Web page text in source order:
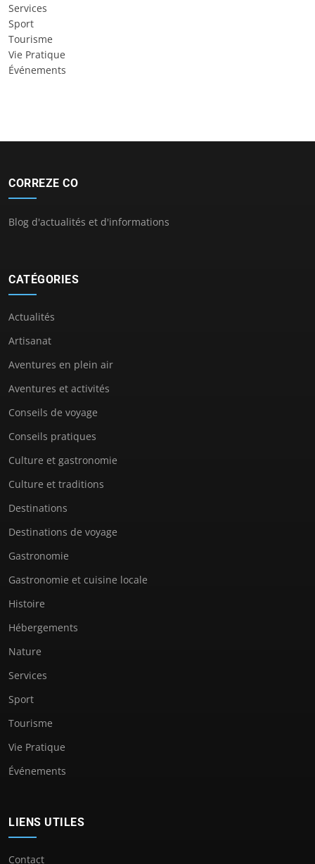
Services
Sport
Tourisme
Vie Pratique
Événements
CORREZE CO
Blog d'actualités et d'informations
CATÉGORIES
Actualités
Artisanat
Aventures en plein air
Aventures et activités
Conseils de voyage
Conseils pratiques
Culture et gastronomie
Culture et traditions
Destinations
Destinations de voyage
Gastronomie
Gastronomie et cuisine locale
Histoire
Hébergements
Nature
Services
Sport
Tourisme
Vie Pratique
Événements
LIENS UTILES
Contact